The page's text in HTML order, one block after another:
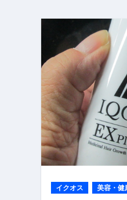
【超
Q：
【
フリ
自己
自己
イクオス 美容・健